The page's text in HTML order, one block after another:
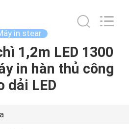
in stear
1,2m LED 1300
in hàn thủ công
dải LED